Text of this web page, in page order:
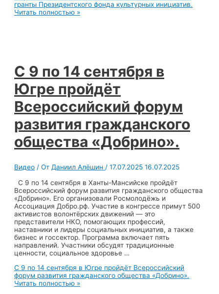
гранты Президентского фонда культурных инициатив.
Читать полностью »
С 9 по 14 сентября в
Югре пройдёт
Всероссийский форум
развития гражданского
общества «Добрино».
Видео / От Даниил Алёшин /17.07.2025 16.07.2025
С 9 по 14 сентября в Ханты-Мансийске пройдёт
Всероссийский форум развития гражданского общества
«Добрино». Его организовали Росмолодёжь и
Ассоциация Добро.рф. Участие в конгрессе примут 500
активистов волонтёрских движений — это
представители НКО, помогающих профессий,
наставники и лидеры социальных инициатив, а также
бизнес и госсектор. Программа включает пять
направлений. Участники обсудят традиционные
ценности, социальное здоровье …
С 9 по 14 сентября в Югре пройдёт Всероссийский
форум развития гражданского общества «Добрино».
Читать полностью »